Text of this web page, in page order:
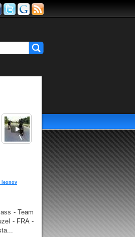
leonov
- Team
- FRA -